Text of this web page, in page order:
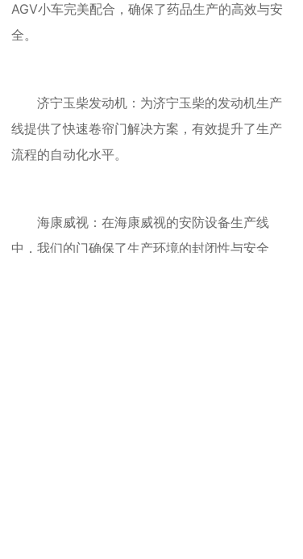
AGV小车完美配合，确保了药品生产的高效与安
全。
济宁玉柴发动机：为济宁玉柴的发动机生产
线提供了快速卷帘门解决方案，有效提升了生产
流程的自动化水平。
海康威视：在海康威视的安防设备生产线
中，我们的门确保了生产环境的封闭性与安全